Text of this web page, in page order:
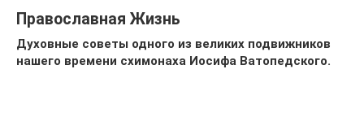
Православная Жизнь
Духовные советы одного из великих подвижников
нашего времени схимонаха Иосифа Ватопедского.